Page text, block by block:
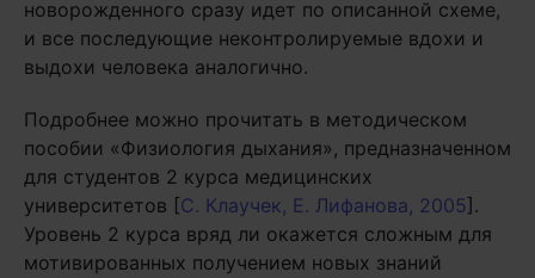
новорожденного сразу идет по описанной схеме,
и все последующие неконтролируемые вдохи и
выдохи человека аналогично.
Подробнее можно прочитать в методическом
пособии «Физиология дыхания», предназначенном
для студентов 2 курса медицинских
университетов [С. Клаучек, Е. Лифанова, 2005].
Уровень 2 курса вряд ли окажется сложным для
мотивированных получением новых знаний